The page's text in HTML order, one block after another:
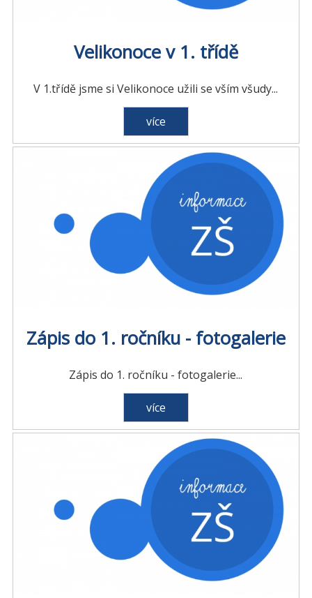
Velikonoce v 1. třídě
V 1.třídě jsme si Velikonoce užili se vším všudy...
více
Zápis do 1. ročníku - fotogalerie
Zápis do 1. ročníku - fotogalerie...
více